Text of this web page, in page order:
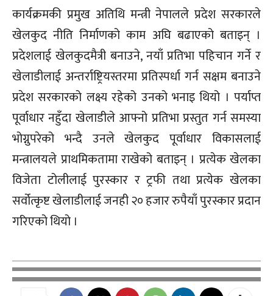
कार्यक्रमकी प्रमुख अतिथि मन्त्री नेपालले प्रदेश सरकारले
खेलकुद नीति निर्माणको काम अघि बढाएको बताइन् ।
प्रदेशलाई खेलकुदमैत्री बनाउने, नयाँ प्रतिभा पहिचान गर्ने र
खेलाडीलाई अन्तर्राष्ट्रियस्तरमा प्रतिस्पर्धा गर्न सक्षम बनाउने
प्रदेश सरकारको लक्ष्य रहेको उनको भनाइ थियो । पर्याप्त
पूर्वाधार नहुँदा खेलाडीले आफ्नो प्रतिभा प्रस्तुत गर्न समस्या
भोग्नुपरेको भन्दै उनले खेलकुद पूर्वाधार विकासलाई
मन्त्रालयले प्राथमिकतामा राखेको बताइन् । प्रत्येक खेलका
विजेता टोलीलाई पुरस्कार र ट्रफी तथा प्रत्येक खेलका
सर्वोत्कृष्ट खेलाडीलाई जनही २० हजार रुपैयाँ पुरस्कार प्रदान
गरिएको थियो ।